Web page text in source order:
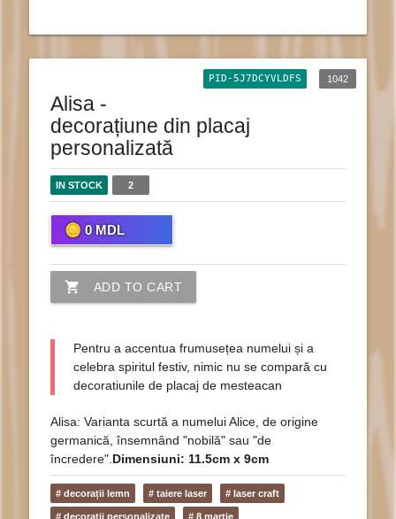
1042
PID-5J7DCYVLDFS
Alisa -
decorațiune din placaj
personalizată
IN STOCK 2
0 MDL
shopping_cart ADD TO CART
Pentru a accentua frumusețea numelui și a
celebra spiritul festiv, nimic nu se compară cu
decoratiunile de placaj de mesteacan
Alisa: Varianta scurtă a numelui Alice, de origine
germanică, însemnând "nobilă" sau "de
încredere". Dimensiuni: 11.5cm x 9cm
# decorații lemn # taiere laser # laser craft
# decoratii personalizate # 8 martie